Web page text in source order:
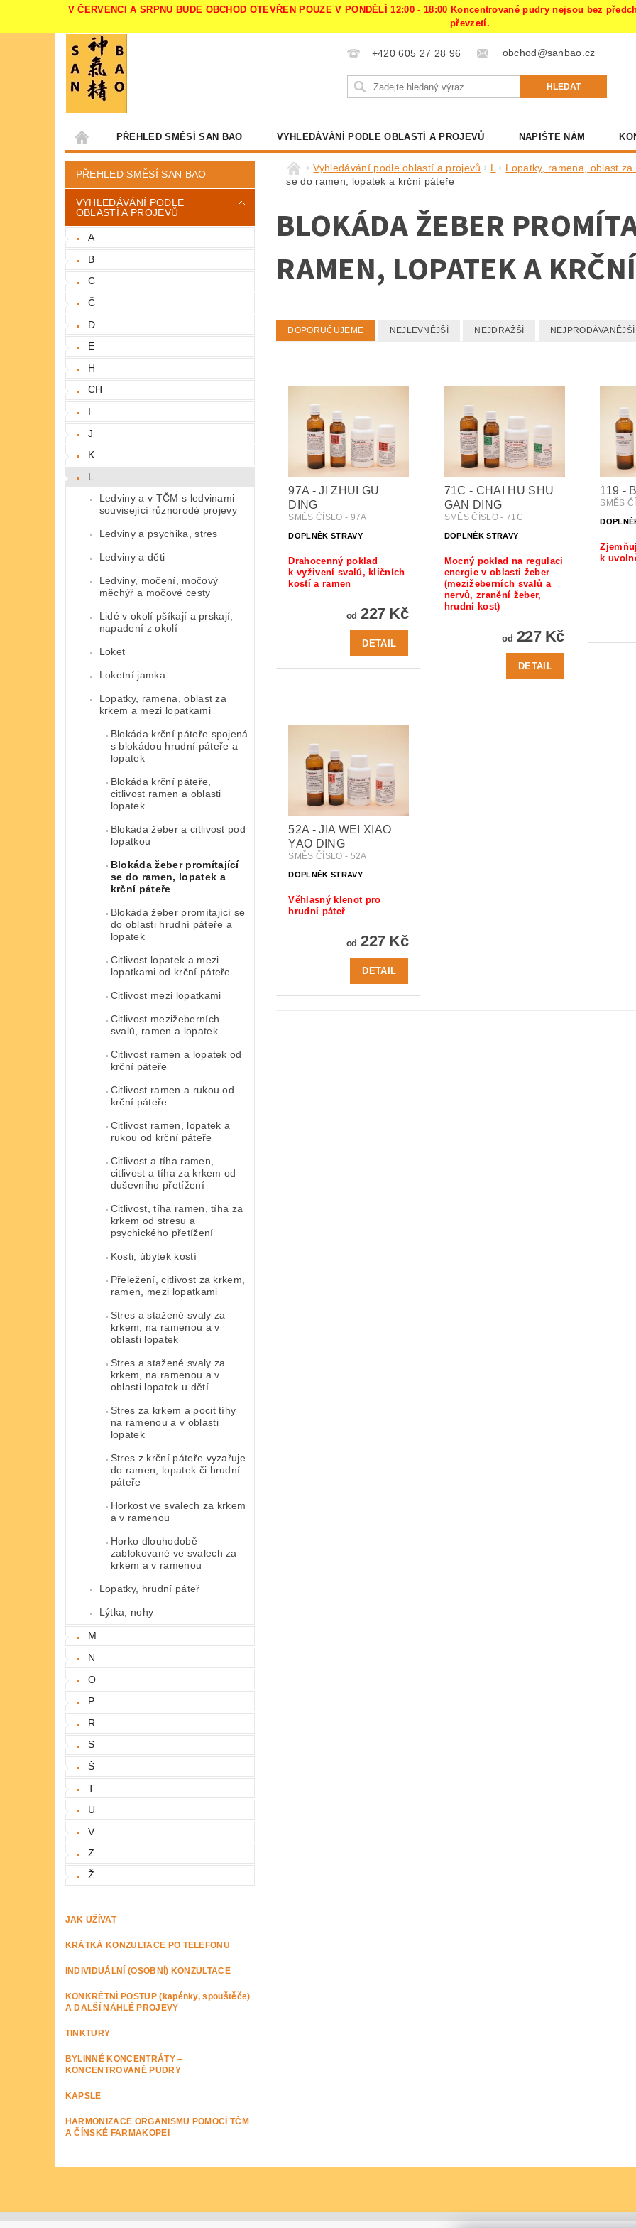
V ČERVENCI A SRPNU BUDE OBCHOD OTEVŘEN POUZE V PONDĚLÍ 12:00 - 18:00 Koncentrované pudry nejsou bez
převzetí.
+420 605 27 28 96 obchod@sanbao.cz
PŘEHLED SMĚSÍ SAN BAO VYHLEDÁVÁNÍ PODLE OBLASTÍ A PROJEVŮ NAPIŠTE NÁM
PŘEHLED SMĚSÍ SAN BAO
VYHLEDÁVÁNÍ PODLE
OBLASTÍ A PROJEVŮ
A
B
C
Č
D
E
H
CH
I
J
K
L
Ledviny a v TČM s ledvinami
související různorodé projevy
Ledviny a psychika, stres
Ledviny a děti
Ledviny, močení, močový
měchýř a močové cesty
Lidé v okolí pšíkají a prskají,
napadení z okolí
Loket
Loketní jamka
Lopatky, ramena, oblast za
krkem a mezi lopatkami
Blokáda krční páteře spojená
s blokádou hrudní páteře a
lopatek
Blokáda krční páteře,
citlivost ramen a oblasti
lopatek
Blokáda žeber a citlivost pod
lopatkou
Blokáda žeber promítající
se do ramen, lopatek a
krční páteře
Blokáda žeber promítající se
do oblasti hrudní páteře a
lopatek
Citlivost lopatek a mezi
lopatkami od krční páteře
Citlivost mezi lopatkami
Citlivost mezižeberních
svalů, ramen a lopatek
Citlivost ramen a lopatek od
krční páteře
Citlivost ramen a rukou od
krční páteře
Citlivost ramen, lopatek a
rukou od krční páteře
Citlivost a tíha ramen,
citlivost a tíha za krkem od
duševního přetížení
Citlivost, tíha ramen, tíha za
krkem od stresu a
psychického přetížení
Kosti, úbytek kostí
Přeležení, citlivost za krkem,
ramen, mezi lopatkami
Stres a stažené svaly za
krkem, na ramenou a v
oblasti lopatek
Stres a stažené svaly za
krkem, na ramenou a v
oblasti lopatek u dětí
Stres za krkem a pocit tíhy
na ramenou a v oblasti
lopatek
Stres z krční páteře vyzařuje
do ramen, lopatek či hrudní
páteře
Horkost ve svalech za krkem
a v ramenou
Horko dlouhodobě
zablokované ve svalech za
krkem a v ramenou
Lopatky, hrudní páteř
Lýtka, nohy
M
N
O
P
R
S
Š
T
U
V
Z
Ž
JAK UŽÍVAT
KRÁTKÁ KONZULTACE PO TELEFONU
INDIVIDUÁLNÍ (OSOBNÍ) KONZULTACE
KONKRÉTNÍ POSTUP (kapénky, spouštěče)
A DALŠÍ NÁHLÉ PROJEVY
TINKTURY
BYLINNÉ KONCENTRÁTY –
KONCENTROVANÉ PUDRY
KAPSLE
HARMONIZACE ORGANISMU POMOCÍ TČM
A ČÍNSKÉ FARMAKOPEI
Vyhledávání podle oblastí a projevů L Lopatky, ramena, oblast
se do ramen, lopatek a krční páteře
BLOKÁDA ŽEBER
RAMEN, LOPATEK A
DOPORUČUJEME NEJLEVNĚJŠÍ NEJDRAŽŠÍ NEJPRODÁVANĚJŠÍ
97A - JI ZHUI GU
DING
SMĚS ČÍSLO - 97A
DOPLNĚK STRAVY
Drahocenný poklad
k vyživení svalů, klíčních
kostí a ramen
od 227 Kč
DETAIL
71C - CHAI HU SHU
GAN DING
SMĚS ČÍSLO - 71C
DOPLNĚK STRAVY
Mocný poklad na regulaci
energie v oblasti žeber
(mezižeberních svalů a
nervů, zranění žeber,
hrudní kost)
od 227 Kč
DETAIL
119 -
SMĚS
k
52A - JIA WEI XIAO
YAO DING
SMĚS ČÍSLO - 52A
DOPLNĚK STRAVY
Věhlasný klenot pro
hrudní páteř
od 227 Kč
DETAIL